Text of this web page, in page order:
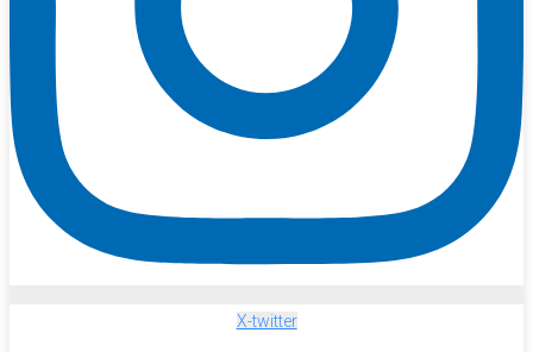
X-twitter